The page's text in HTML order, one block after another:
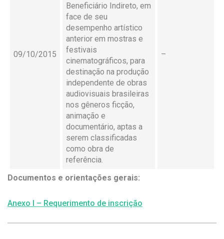
09/10/2015
Beneficiário Indireto, em
face de seu
desempenho artístico
anterior em mostras e
festivais
cinematográficos, para
destinação na produção
independente de obras
audiovisuais brasileiras
nos gêneros ficção,
animação e
documentário, aptas a
serem classificadas
como obra de
referência.
–
Documentos e orientações gerais:
Anexo I – Requerimento de inscrição